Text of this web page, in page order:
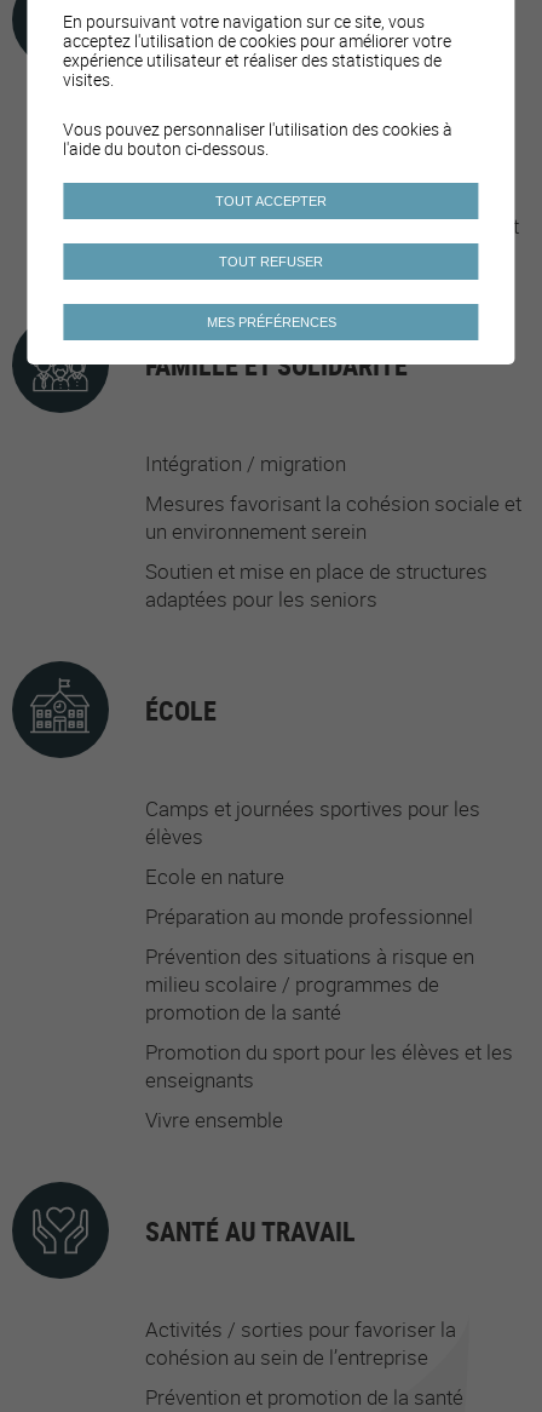
OFFRES DE LOISIRS
Activités de promotion de la culture pour
tous et toutes
Activités pour la jeunesse
Activités/cours/événements physiques et
FAMILLE ET SOLIDARITÉ
Intégration / migration
Mesures favorisant la cohésion sociale et
un environnement serein
Soutien et mise en place de structures
adaptées pour les seniors
ÉCOLE
Camps et journées sportives pour les
élèves
Ecole en nature
Préparation au monde professionnel
Prévention des situations à risque en
milieu scolaire / programmes de
promotion de la santé
Promotion du sport pour les élèves et les
enseignants
Vivre ensemble
SANTÉ AU TRAVAIL
Activités / sorties pour favoriser la
cohésion au sein de l’entreprise
Prévention et promotion de la santé
En poursuivant votre navigation sur ce site, vous
acceptez l'utilisation de cookies pour améliorer votre
expérience utilisateur et réaliser des statistiques de
visites.
Vous pouvez personnaliser l'utilisation des cookies à
l'aide du bouton ci-dessous.
TOUT ACCEPTER
TOUT REFUSER
MES PRÉFÉRENCES